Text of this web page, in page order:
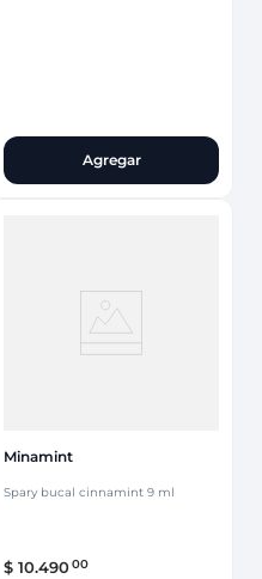
Agregar
Minamint
Spary bucal cinnamint 9 ml
$ 10.49000